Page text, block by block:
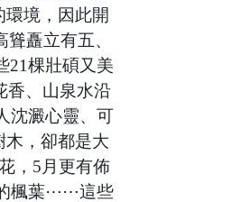
境，因此開
矗立有五、
21棵壯碩又美
香、山泉水沿
沈澱心靈、可
木，卻都是大
，5月更有佈
楓葉⋯⋯ ​ 這些